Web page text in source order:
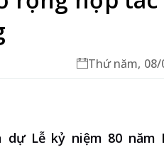
Thứ năm, 08/
Lễ kỷ niệm 80 năm